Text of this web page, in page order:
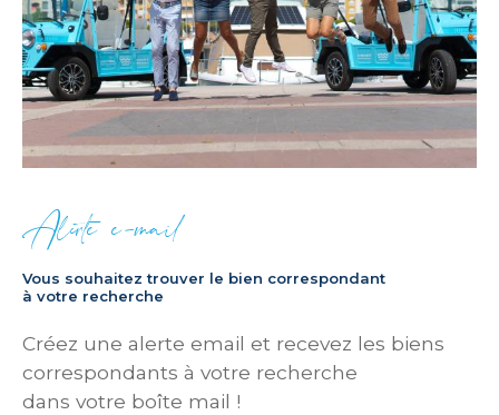
Alerte e-mail
Vous souhaitez trouver le bien correspondant
à votre recherche
Créez une alerte email et recevez les biens
correspondants à votre recherche
dans votre boîte mail !